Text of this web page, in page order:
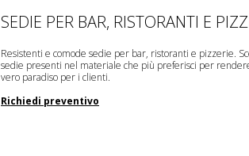
SEDIE PER BAR, RISTORANTI E
Resistenti e comode sedie per bar, ristoranti e pizzerie.
sedie presenti nel materiale che più preferisci per
vero paradiso per i clienti.
Richiedi preventivo